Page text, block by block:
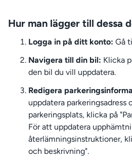
Hur man lägger till dessa
Logga in på ditt konto: Gå
Navigera till din bil: Klicka
den bil du vill uppdatera.
Redigera
uppdatera parkeringsadress
parkeringsplats, klicka på
För att uppdatera
återlämningsinstruktioner,
och beskrivning".